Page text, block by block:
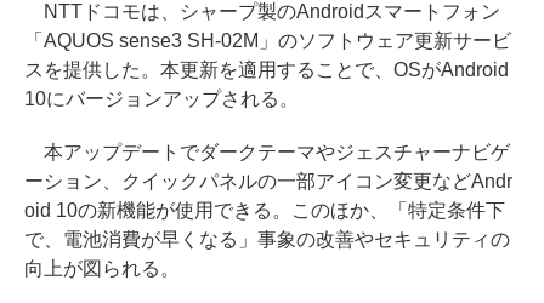
NTTドコモは、シャープ製のAndroidスマートフォン
「AQUOS sense3 SH-02M」のソフトウェア更新サービ
スを提供した。本更新を適用することで、OSがAndroid
10にバージョンアップされる。
本アップデートでダークテーマやジェスチャーナビゲ
ーション、クイックパネルの一部アイコン変更などAndr
oid 10の新機能が使用できる。このほか、「特定条件下
で、電池消費が早くなる」事象の改善やセキュリティの
向上が図られる。